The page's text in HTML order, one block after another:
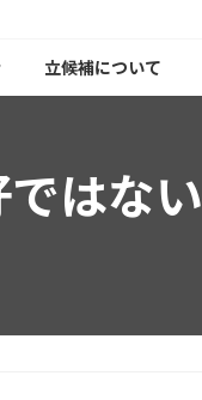
立候補について
はない